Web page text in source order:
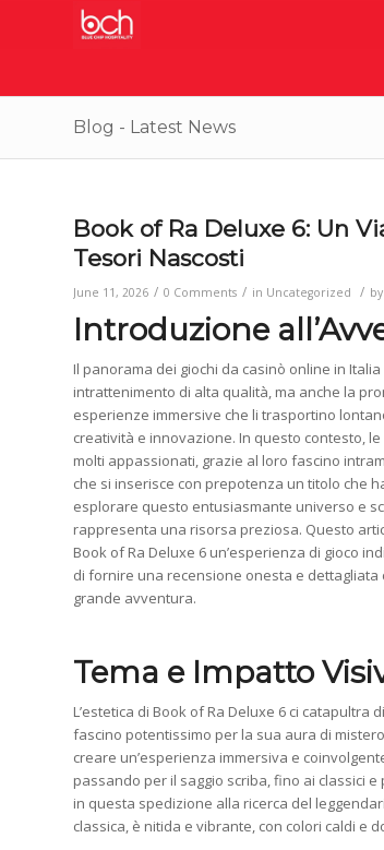
Blog - Latest News
Book of Ra Deluxe 6: Un
Tesori Nascosti
June 11, 2026 / 0 Comments / in Uncategorized / by
Introduzione
Il panorama dei giochi da casinò online in
intrattenimento di alta qualità, ma anche la
esperienze immersive che li trasportino
creatività e innovazione. In questo contesto,
molti appassionati, grazie al loro fascino
che si inserisce con prepotenza un titolo che
esplorare questo entusiasmante universo e
rappresenta una risorsa preziosa. Questo
Book of Ra Deluxe 6 un’esperienza di gioco
di fornire una recensione onesta e
grande avventura.
Tema e Impatto
L’estetica di Book of Ra Deluxe 6 ci
fascino potentissimo per la sua aura di
creare un’esperienza immersiva e
passando per il saggio scriba, fino ai classici
in questa spedizione alla ricerca del
classica, è nitida e vibrante, con colori caldi e